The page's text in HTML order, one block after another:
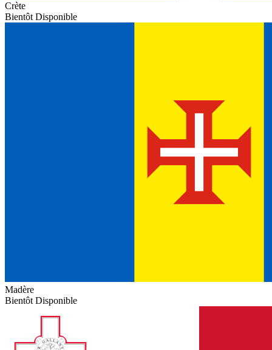
Crète
Bientôt Disponible
Madère
Bientôt Disponible